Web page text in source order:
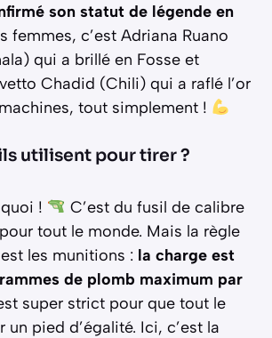
son statut de légende en
femmes, c’est Adriana Ruano
qui a brillé en Fosse et
Chadid (Chili) qui a raflé l’or
tout simplement !
utilisent pour tirer ?
!
C’est du fusil de calibre
tout le monde. Mais la règle
les munitions : la charge est
de plomb maximum par
super strict pour que tout le
un pied d’égalité. Ici, c’est la